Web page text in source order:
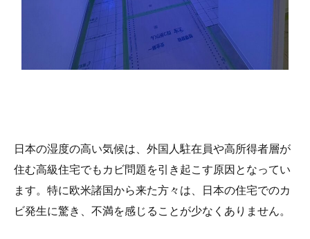
日本の湿度の高い気候は、外国人駐在員や高所得者層が
住む高級住宅でもカビ問題を引き起こす原因となってい
ます。特に欧米諸国から来た方々は、日本の住宅でのカ
ビ発生に驚き、不満を感じることが少なくありません。